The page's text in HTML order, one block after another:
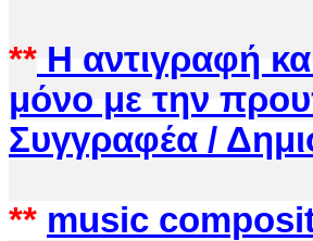
** Η αντιγραφή
μόνο με την
Συγγραφέα /
** music